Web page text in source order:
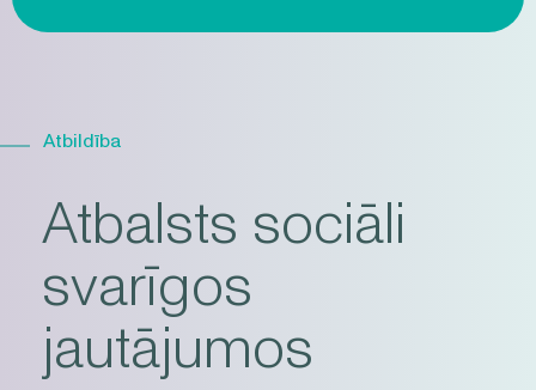
Atbildība
Atbalsts sociāli
svarīgos
jautājumos